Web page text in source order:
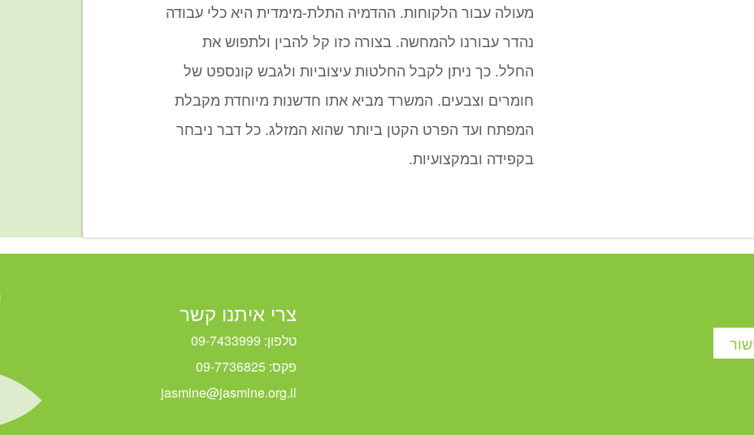
מעולה עבור הלקוחות. ההדמיה התלת-מימדית היא כלי עבודה
נהדר עבורנו להמחשה. בצורה כזו קל להבין ולתפוש את
החלל. כך ניתן לקבל החלטות עיצוביות ולגבש קונספט של
חומרים וצבעים. המשרד מביא אתו חדשנות מיוחדת מקבלת
המפתח ועד הפרט הקטן ביותר שהוא המזלג. כל דבר ניבחר
בקפידה ובמקצועיות.
צרי איתנו קשר
טלפון: 09-7433999
פקס: 09-7736825
jasmine@jasmine.org.il